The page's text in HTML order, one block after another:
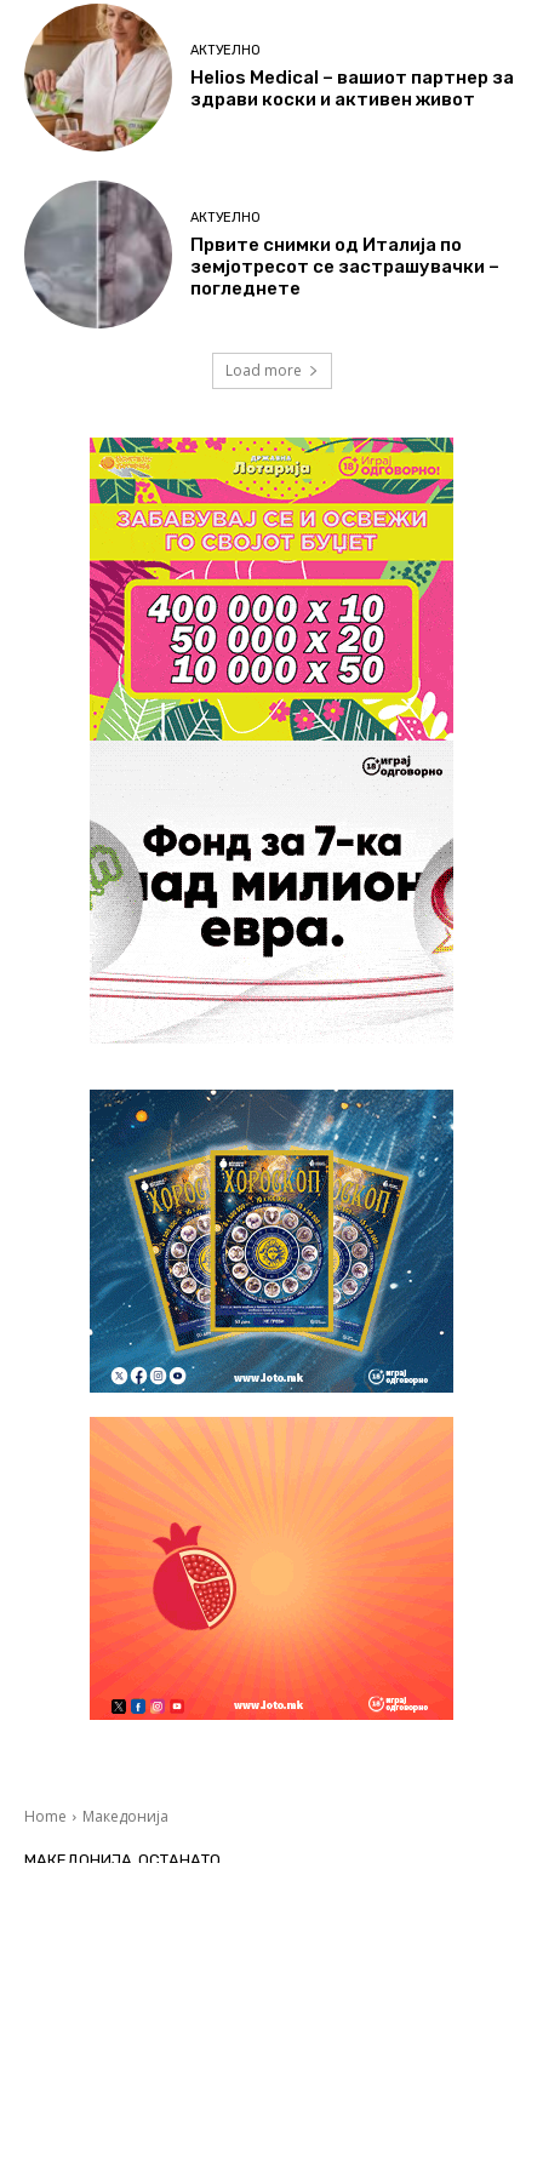
АКТУЕЛНО
Helios Medical – вашиот партнер за
здрави коски и активен живот
АКТУЕЛНО
Првите снимки од Италија по
земјотресот се застрашувачки –
погледнете
Load more